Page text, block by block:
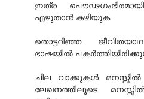
ഇത്ര
എഴുതാന്‍ കഴിയുക.
തൊട്ടറിഞ്ഞ
ഭാഷയില്‍
ചില വാക്കുകള്‍
ലേഖനത്തിലൂടെ